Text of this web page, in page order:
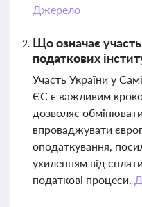
Джерело
Що означає
податкових
Участь України у
ЄС є важливим
дозволяє
впроваджувати
оподаткування,
ухиленням від
податкові процеси.